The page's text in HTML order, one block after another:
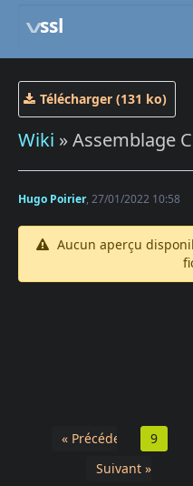
ssl
Télécharger (131 ko)
Wiki » Assemblage
Hugo Poirier, 27/01/2022 10:58
Aucun aperçu
« Précédent
9
Suivant »